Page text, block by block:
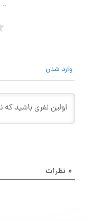
وارد شدن
۰ نظرات